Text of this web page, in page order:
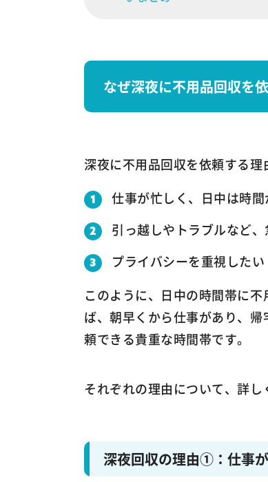
なぜ深夜に不用品回収を
深夜に不用品回収を依頼する理
仕事が忙しく、日中は時
引っ越しやトラブルなど
プライバシーを重視したい
このように、日中の時間帯に
ば、朝早くから仕事があり、
頼できる貴重な時間帯です。
それぞれの理由について、詳し
深夜回収の理由①：仕事